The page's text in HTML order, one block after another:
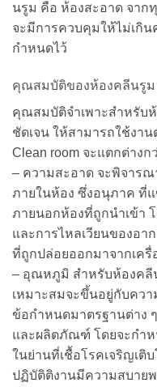
นรูม คือ ห้องสะอาด จาก
จะมีการควบคุมให้ไม่เกิ
กำหนดไว้
คุณสมบัติของห้องคลีนรูม
คุณสมบัติจำเพาะสำหรับ
ชัดเจน ให้สามารถใช้งา
Clean room จะแตกต่าง
– ความสะอาด จะพิจาร
ภายในห้อง ซึ่งอนุภาค ที่
ภายนอกห้องที่ถูกนำเข้า
และการไหลเวียนของอา
ที่ถูกปล่อยออกมาจากเครื่
– อุณหภูมิ สำหรับห้องค
เหมาะสมจะขึ้นอยู่กับคว
ข้อกำหนดมาตรฐานต่าง
และผลิตภัณฑ์ โดยจะกำ
ในย่านที่เชื้อโรคเจริญเติ
ปฏิบัติติงานมีความสบาย